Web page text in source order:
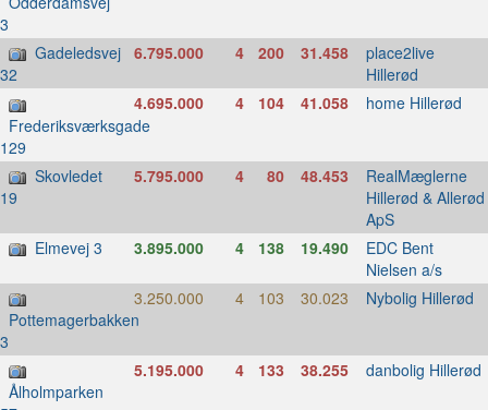
3
Gadeledsvej
32
6.795.000 4 200 31.458 place2live
Hillerød
Frederiksværksgade
129
4.695.000 4 104 41.058 home Hillerød
Skovledet
19
5.795.000 4 80 48.453 RealMæglerne
Hillerød & Allerød
ApS
Elmevej 3
3.895.000 4 138 19.490 EDC Bent
Nielsen a/s
Pottemagerbakken
3
3.250.000 4 103 30.023 Nybolig Hillerød
Ålholmparken
5.195.000 4 133 38.255 danbolig Hillerød